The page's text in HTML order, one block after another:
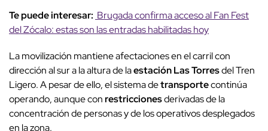
Te puede interesar: Brugada confirma acceso al Fan Fest
del Zócalo: estas son las entradas habilitadas hoy
La movilización mantiene afectaciones en el carril con
dirección al sur a la altura de laestación Las Torresdel Tren
Ligero. A pesar de ello, el sistema detransportecontinúa
operando, aunque conrestriccionesderivadas de la
concentración de personas y de los operativos desplegados
en la zona.